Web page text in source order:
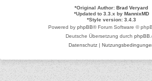
*Original Author: Brad Veryard
*Updated to 3.3.x by MannixMD
*Style version: 3.4.3
Powered by phpBB® Forum Software ©
Deutsche Übersetzung durch
Datenschutz|